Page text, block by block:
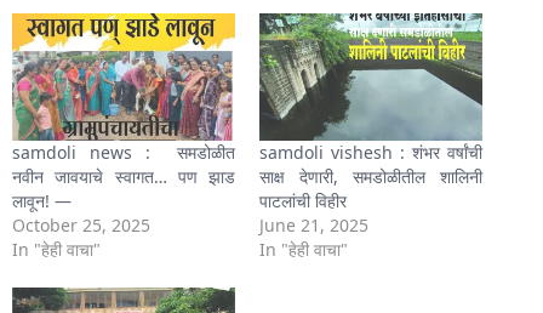
samdoli news : समडोळीत
नवीन जावयाचे स्वागत… पण झाड
लावून! —
October 25, 2025
In "हेही वाचा"
samdoli vishesh : शंभर वर्षांची
साक्ष देणारी, समडोळीतील शालिनी
पाटलांची विहीर
June 21, 2025
In "हेही वाचा"